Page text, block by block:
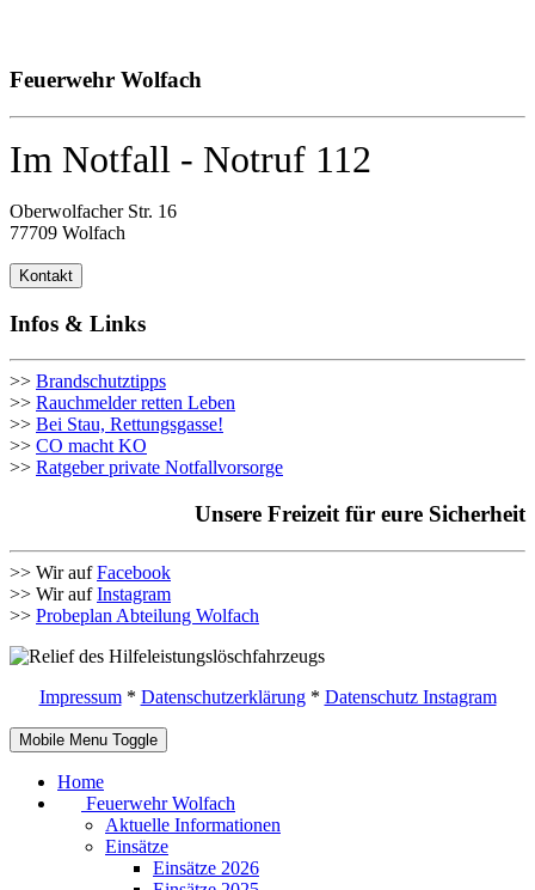
Feuerwehr Wolfach
Im Notfall - Notruf 112
Oberwolfacher Str. 16
77709 Wolfach
Kontakt
Infos & Links
>> Brandschutztipps
>> Rauchmelder retten Leben
>> Bei Stau, Rettungsgasse!
>> CO macht KO
>> Ratgeber private Notfallvorsorge
Unsere Freizeit für eure Sicherheit
>> Wir aufFacebook
>> Wir aufInstagram
>> Probeplan Abteilung Wolfach
Impressum* Datenschutzerklärung* Datenschutz Instagram
Mobile Menu Toggle
Home
Feuerwehr Wolfach
Aktuelle Informationen
Einsätze
Einsätze 2026